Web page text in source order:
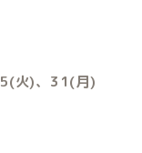
火)、31(月)